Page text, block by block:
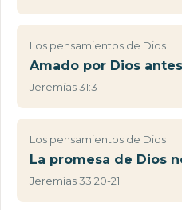
Los pensamientos de Dios
Amado por Dios
Jeremías 31:3
Los pensamientos de Dios
La promesa de Dios
Jeremías 33:20-21